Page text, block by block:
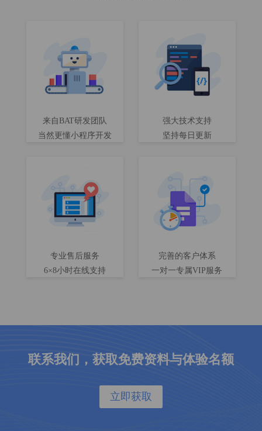
来自BAT研发团队
当然更懂小程序开发
强大技术支持
坚持每日更新
专业售后服务
6×8小时在线支持
完善的客户体系
一对一专属VIP服务
联系我们，获取免费资料与体验名额
立即获取